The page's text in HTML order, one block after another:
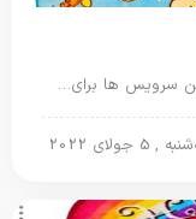
سرویس ها برای…
, 5 جولای 2022